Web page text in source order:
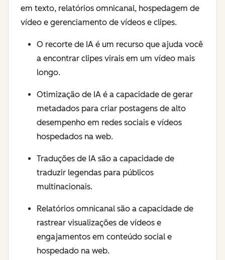
em texto, relatórios omnicanal, hospedagem de
vídeo e gerenciamento de vídeos e clipes.
O recorte de IA é um recurso que ajuda você
a encontrar clipes virais em um vídeo mais
longo.
Otimização de IA é a capacidade de gerar
metadados para criar postagens de alto
desempenho em redes sociais e vídeos
hospedados na web.
Traduções de IA são a capacidade de
traduzir legendas para públicos
multinacionais.
Relatórios omnicanal são a capacidade de
rastrear visualizações de vídeos e
engajamentos em conteúdo social e
hospedado na web.